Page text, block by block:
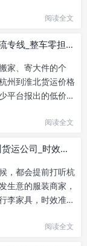
阅读全文
杭州到淮北货运价格怎么查❓杭州至淮北物流专线_整车零担直达
家、寄大件的个
州到淮北货运价格
平台报出的低价和
阅读全文
杭州到宿州物流一般几天到货⏱️杭州发宿州货运公司_时效稳定派送
，都会提前打听杭
生意的服装商家，
李家具，时效准不
阅读全文